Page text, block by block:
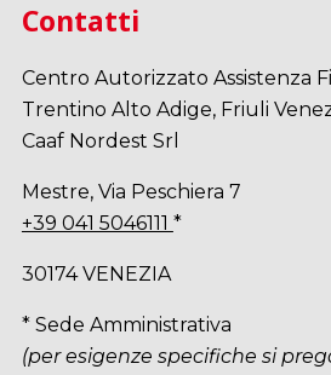
Contatti
Centro Autorizzato Assistenza
Trentino Alto Adige, Friuli
Caaf Nordest Srl
Mestre, Via Peschiera 7
+39 041 5046111 *
30174 VENEZIA
* Sede Amministrativa
(per esigenze specifiche si